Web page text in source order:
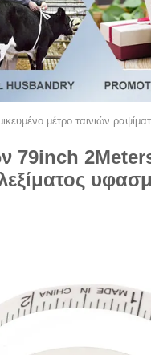
μέτρο ταινιών
79inch